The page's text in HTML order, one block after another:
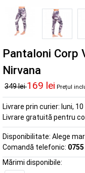
Pantaloni Corp
Nirvana
349 lei169 lei Prețul
Livrare prin curier: luni,
Livrare gratuită pentru
Disponibilitate: Alege
Comandă telefonic:
Mărimi disponibile: